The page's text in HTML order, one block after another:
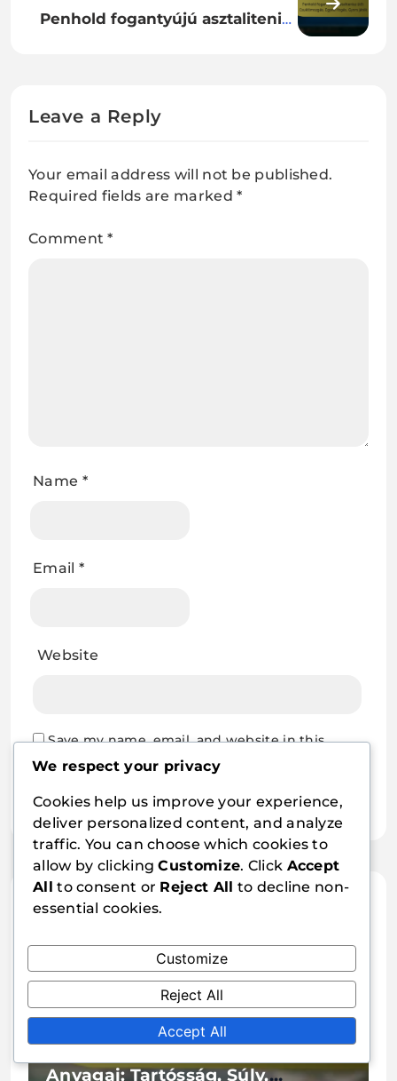
Penhold fogantyújú asztalitenisz
Leave a Reply
Your email address will not be published.
Required fields are marked*
Comment*
Name *
Email *
Website
Save my name, email, and website in this
browser for the next time I comment.
Related Articles
Szénszálas Asztalitenisz Ütő
Anyagai: Tartósság, Súly,
We respect your privacy
Cookies help us improve your experience,
deliver personalized content, and analyze
traffic. You can choose which cookies to
allow by clickingCustomize. Click Accept
All to consent or Reject All to decline non-
essential cookies.
Customize
Reject All
Accept All